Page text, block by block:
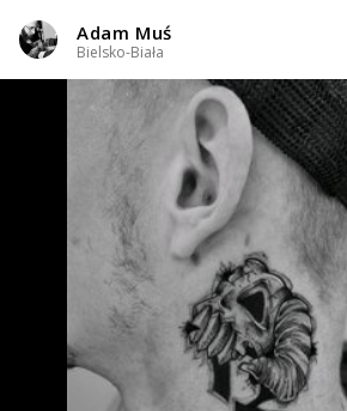
Adam Muś
Bielsko-Biała
Black & Grey / Graficzny /
Cartoon / Traditional /
WIADOMOŚĆ
TATUAŻE WZORY TATTOO
Adam Muś
Bielsko-Biała